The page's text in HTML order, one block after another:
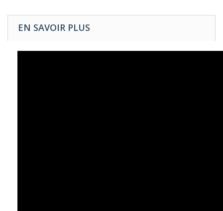
EN SAVOIR PLUS